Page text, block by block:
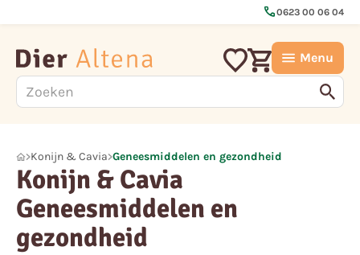
call0623 00 06 04
Menu
Konijn & Cavia Geneesmiddelen en gezondheid
Konijn & Cavia
Geneesmiddelen en
gezondheid